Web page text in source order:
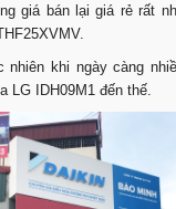
giá bán lại giá rẻ rất
nhiên khi ngày càng
LG IDH09M1 đến thế.